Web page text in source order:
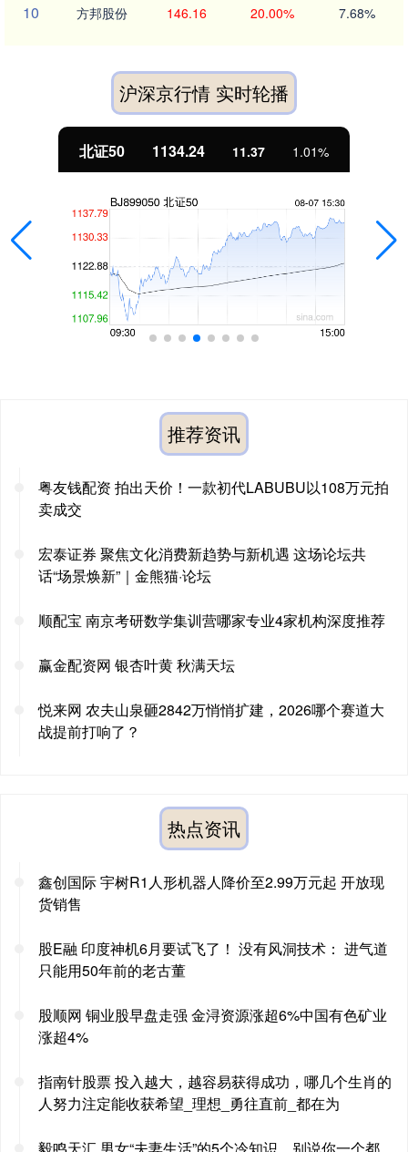
10 方邦股份 146.16 20.00% 7.68%
沪深京行情 实时轮播
1134.24 11.37 1.01%
推荐资讯
粤友钱配资 拍出天价！一款初代LABUBU以108万元拍
卖成交
宏泰证券 聚焦文化消费新趋势与新机遇 这场论坛共
话“场景焕新”｜金熊猫·论坛
顺配宝 南京考研数学集训营哪家专业4家机构深度推荐
赢金配资网 银杏叶黄 秋满天坛
悦来网 农夫山泉砸2842万悄悄扩建，2026哪个赛道大
战提前打响了？
热点资讯
鑫创国际 宇树R1人形机器人降价至2.99万元起 开放现
货销售
股E融 印度神机6月要试飞了！ 没有风洞技术： 进气道
只能用50年前的老古董
股顺网 铜业股早盘走强 金浔资源涨超6%中国有色矿业
涨超4%
指南针股票 投入越大，越容易获得成功，哪几个生肖的
人努力注定能收获希望_理想_勇往直前_都在为
毅鸣天汇 男女“夫妻生活”的5个冷知识，别说你一个都